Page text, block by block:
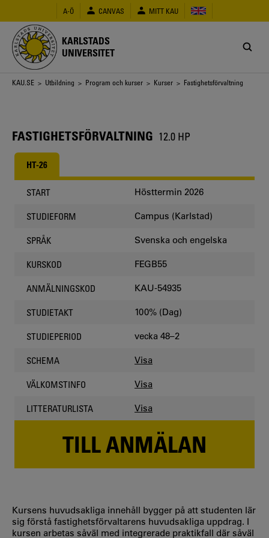
huvudinnehåll
A-Ö CANVAS MITT KAU
KARLSTADS
UNIVERSITET
Länkstig
KAU.SE > Utbildning > Program och kurser > Kurser > Fastighetsförvaltning
FASTIGHETSFÖRVALTNING 12.0 HP
HT-26
START Hösttermin 2026
STUDIEFORM Campus (Karlstad)
SPRÅK Svenska och engelska
KURSKOD FEGB55
ANMÄLNINGSKOD KAU-54935
STUDIETAKT 100% (Dag)
STUDIEPERIOD vecka 48–2
SCHEMA Visa
VÄLKOMSTINFO Visa
LITTERATURLISTA Visa
TILL ANMÄLAN
Kursens huvudsakliga innehåll bygger på att studenten lär
sig förstå fastighetsförvaltarens huvudsakliga uppdrag. I
kursen arbetas såväl med integrerade praktikfall där såväl